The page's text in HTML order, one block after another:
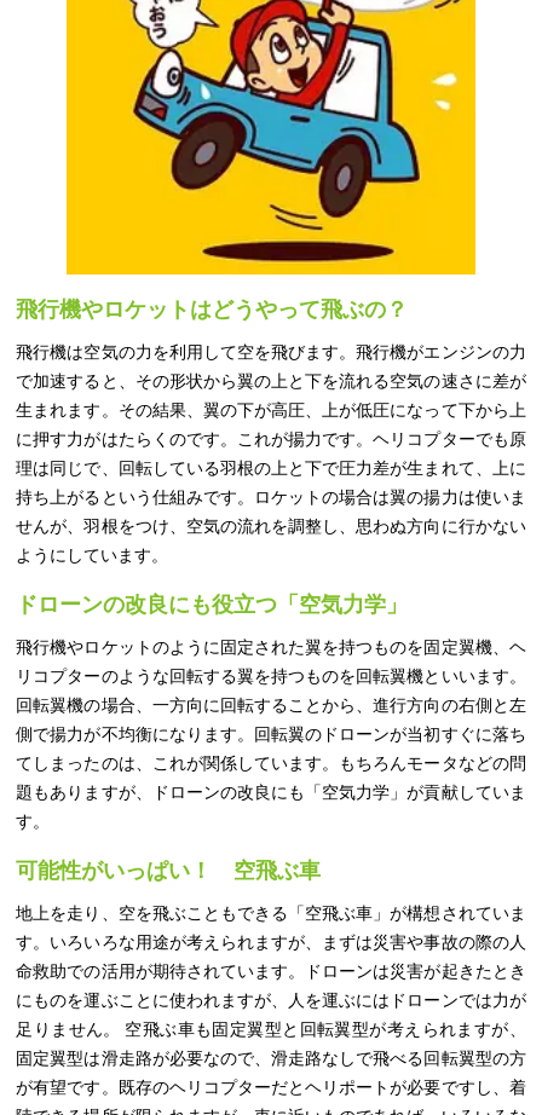
飛行機やロケットはどうやって飛ぶの？
飛行機は空気の力を利用して空を飛びます。飛行機がエンジンの力
で加速すると、その形状から翼の上と下を流れる空気の速さに差が
生まれます。その結果、翼の下が高圧、上が低圧になって下から上
に押す力がはたらくのです。これが揚力です。ヘリコプターでも原
理は同じで、回転している羽根の上と下で圧力差が生まれて、上に
持ち上がるという仕組みです。ロケットの場合は翼の揚力は使いま
せんが、羽根をつけ、空気の流れを調整し、思わぬ方向に行かない
ようにしています。
ドローンの改良にも役立つ「空気力学」
飛行機やロケットのように固定された翼を持つものを固定翼機、ヘ
リコプターのような回転する翼を持つものを回転翼機といいます。
回転翼機の場合、一方向に回転することから、進行方向の右側と左
側で揚力が不均衡になります。回転翼のドローンが当初すぐに落ち
てしまったのは、これが関係しています。もちろんモータなどの問
題もありますが、ドローンの改良にも「空気力学」が貢献していま
す。
可能性がいっぱい！ 空飛ぶ車
地上を走り、空を飛ぶこともできる「空飛ぶ車」が構想されていま
す。いろいろな用途が考えられますが、まずは災害や事故の際の人
命救助での活用が期待されています。ドローンは災害が起きたとき
にものを運ぶことに使われますが、人を運ぶにはドローンでは力が
足りません。 空飛ぶ車も固定翼型と回転翼型が考えられますが、
固定翼型は滑走路が必要なので、滑走路なしで飛べる回転翼型の方
が有望です。既存のヘリコプターだとヘリポートが必要ですし、着